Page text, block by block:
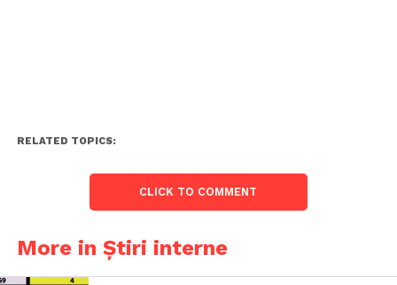
RELATED TOPICS:
CLICK TO COMMENT
More in Știri interne